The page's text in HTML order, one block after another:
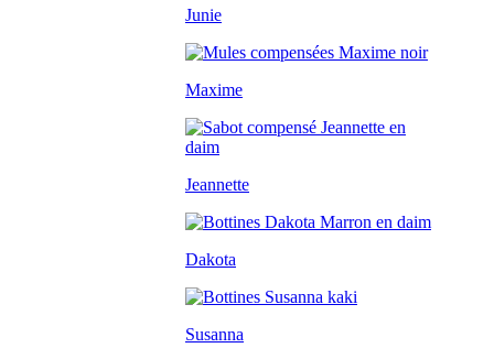
Junie
Maxime
Jeannette
Dakota
Susanna